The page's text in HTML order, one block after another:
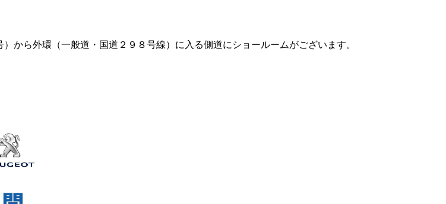
から外環（一般道・国道２９８号線）に入る側道にショールームがございます。